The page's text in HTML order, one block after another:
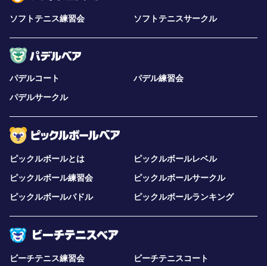
ソフトテニス練習会 ソフトテニスサークル
パデルコート
パデル練習会
パデルサークル
ピックルボールとは
ピックルボールレベル
ピックルボール練習会
ピックルボールサークル
ピックルボールパドル
ピックルボールランキング
ビーチテニス練習会
ビーチテニスコート